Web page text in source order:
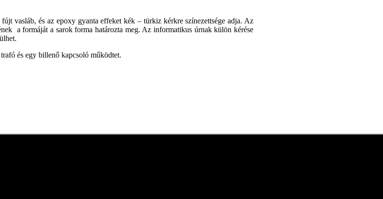
vasláb, és az epoxy gyanta effeket kék – türkiz kérkre színezettsége adja. Az
a formáját a sarok forma határozta meg. Az informatikus úrnak külön kérése
és egy billenő kapcsoló működtet.